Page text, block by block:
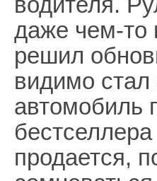
даже чем-то
решил
видимо
автомобиль
продается,